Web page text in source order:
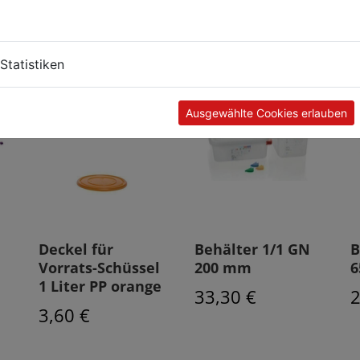
Deckel für
Vorrats-Schüssel
1 Liter PP orange
3,60 €
Behälter 1/1 GN
200 mm
33,30 €
Statistiken
Ausgewählte Cookies erlauben